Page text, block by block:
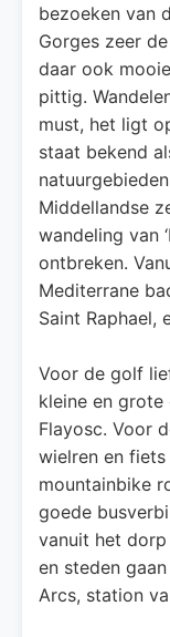
bezoeken van
Gorges zeer
daar ook
pittig.
must, het ligt
staat bekend
Middellandse
wandeling van
ontbreken.
Mediterrane
Saint Raphael,
Voor de golf
kleine en
Flayosc. Voor
wielren en
mountainbike
goede
vanuit het
en steden
Arcs, station